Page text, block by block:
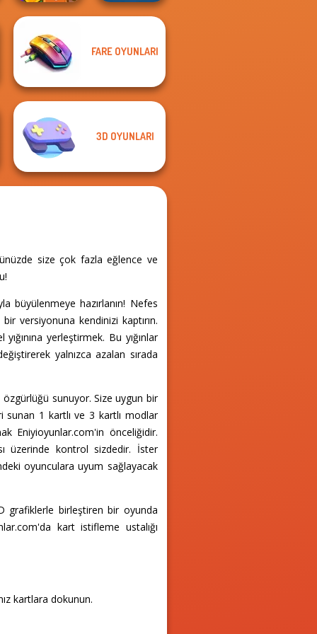
Tropical Cubes
2048
FARE OYUNLARI
3D OYUNLARI
size çok fazla eğlence ve
büyülenmeye hazırlanın! Nefes
versiyonuna kendinizi kaptırın.
yerleştirmek. Bu yığınlar
yalnızca azalan sırada
sunuyor. Size uygun bir
sunan 1 kartlı ve 3 kartlı modlar
Eniyioyunlar.com'in önceliğidir.
üzerinde kontrol sizdedir. İster
oyunculara uyum sağlayacak
grafiklerle birleştiren bir oyunda
kart istifleme ustalığı
kartlara dokunun.